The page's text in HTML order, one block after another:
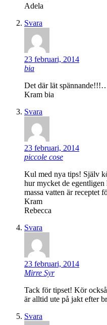
Adela
Svara
23 februari, 2014
bia
Det där lät
Kram bia
Svara
23 februari, 2014
piccole cose
Kul med nya tips! Själv
hur mycket de egentligen
massa vatten är receptet
Kram
Rebecca
Svara
23 februari, 2014
Mirre Syr
Tack för tipset! Kör
är alltid ute på jakt efter
Svara